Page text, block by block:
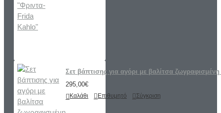
Σετ βάπτισης για αγόρι με βαλίτσα
295,00€
Καλάθι Επιθυμητό Σύγκριση